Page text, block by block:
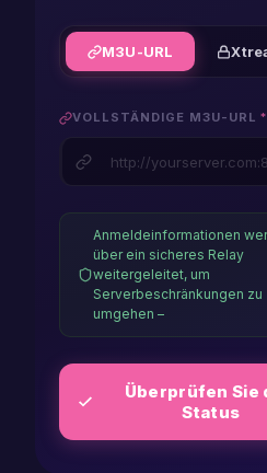
player
ios
player
iphone
player
player
samsung
player
m3u
checker
M3U-URL
VOLLSTÄNDIGE M3U-URL *
Anmeldeinformationen
über ein sicheres Relay
weitergeleitet, um
Serverbeschränkungen zu
umgehen –
Überprüfen Sie
Status